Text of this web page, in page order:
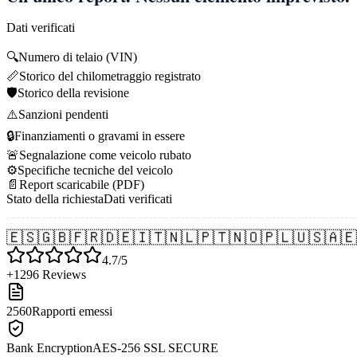
Dati verificati
🔍Numero di telaio (VIN)
📏Storico del chilometraggio registrato
🛡️Storico della revisione
⚠️Sanzioni pendenti
🔒Finanziamenti o gravami in essere
🚨Segnalazione come veicolo rubato
⚙️Specifiche tecniche del veicolo
📄 Report scaricabile (PDF)
Stato della richiestaDati verificati
🇪🇸🇬🇧🇫🇷🇩🇪🇮🇹🇳🇱🇵🇹🇳🇴🇵🇱🇺🇸🇦🇪
4.7/5
+1296 Reviews
2560Rapporti emessi
Bank EncryptionAES-256 SSL SECURE